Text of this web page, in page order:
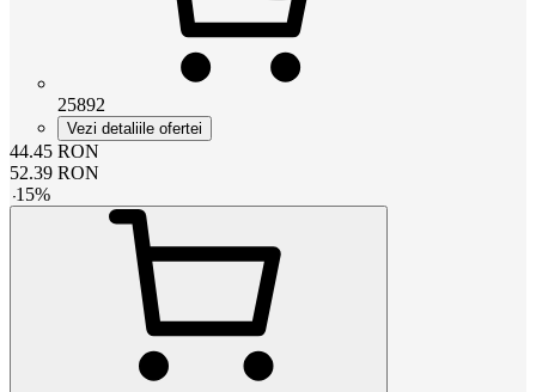
25892
Vezi detaliile ofertei
44.45 RON
52.39 RON
-15%